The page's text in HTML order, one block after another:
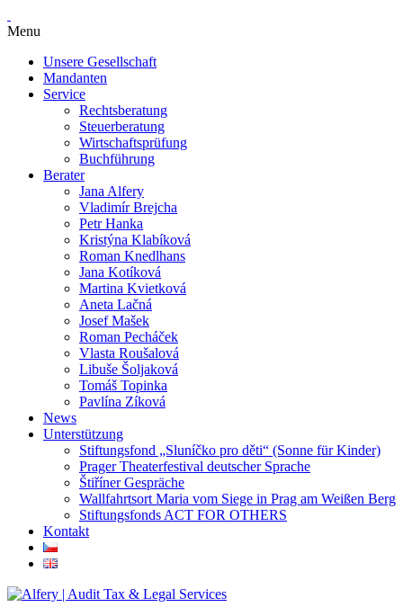
Menu
Unsere Gesellschaft
Mandanten
Service
Rechtsberatung
Steuerberatung
Wirtschaftsprüfung
Buchführung
Berater
Jana Alfery
Vladimír Brejcha
Petr Hanka
Kristýna Klabíková
Roman Knedlhans
Jana Kotíková
Martina Kvietková
Aneta Lačná
Josef Mašek
Roman Pecháček
Vlasta Roušalová
Libuše Šoljaková
Tomáš Topinka
Pavlína Zíková
News
Unterstützung
Stiftungsfond „Sluníčko pro děti“ (Sonne für Kinder)
Prager Theaterfestival deutscher Sprache
Štiříner Gespräche
Wallfahrtsort Maria vom Siege in Prag am Weißen Berg
Stiftungsfonds ACT FOR OTHERS
Kontakt